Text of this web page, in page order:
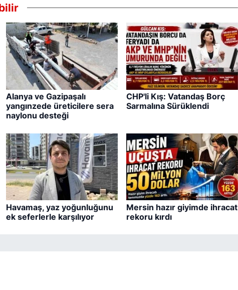
Alanya ve Gazipaşalı
yangınzede üreticilere sera
naylonu desteği
CHP'li Kış: Vatandaş Borç
Sarmalına Sürüklendi
Havamaş, yaz yoğunluğunu
ek seferlerle karşılıyor
Mersin hazır giyimde ihracat
rekoru kırdı